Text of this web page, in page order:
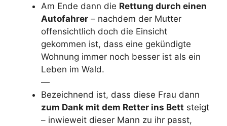
Am Ende dann die Rettung durch einen
Autofahrer – nachdem der Mutter
offensichtlich doch die Einsicht
gekommen ist, dass eine gekündigte
Wohnung immer noch besser ist als ein
Leben im Wald.
—
Bezeichnend ist, dass diese Frau dann
zum Dank mit dem Retter ins Bett steigt
– inwieweit dieser Mann zu ihr passt,